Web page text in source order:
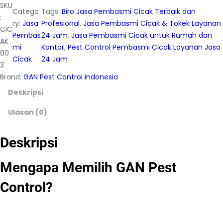
SKU
:
CIC
AK
00
3
Catego
ry:Jasa
Pembas
mi
Cicak
Tags: Biro Jasa Pembasmi Cicak Terbaik dan
Profesional, Jasa Pembasmi Cicak & Tokek Layanan
24 Jam, Jasa Pembasmi Cicak untuk Rumah dan
Kantor, Pest Control Pembasmi Cicak Layanan Jasa
24 Jam
Brand: GAN Pest Control Indonesia
Deskripsi
Ulasan (0)
Deskripsi
Mengapa Memilih GAN Pest
Control?